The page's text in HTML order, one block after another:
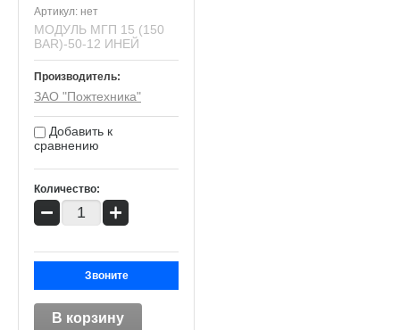
Артикул: нет
МОДУЛЬ МГП 15 (150
BAR)-50-12 ИНЕЙ
Производитель:
ЗАО "Пожтехника"
Добавить к
сравнению
Количество:
− +
Звоните
В корзину